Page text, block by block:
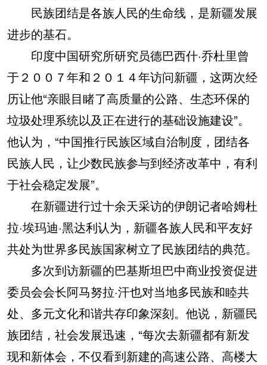
民族团结是各族人民的生命线，是新疆发展
进步的基石。
印度中国研究所研究员德巴西什·乔杜里曾
于２００７年和２０１４年访问新疆，这两次经
历让他“亲眼目睹了高质量的公路、生态环保的
垃圾处理系统以及正在进行的基础设施建设”。
他认为，“中国推行民族区域自治制度，团结各
民族人民，让少数民族参与到经济改革中，有利
于社会稳定发展”。
在新疆进行过十余天采访的伊朗记者哈姆杜
拉·埃玛迪·黑达利认为，新疆各族人民和平友好
共处为世界多民族国家树立了民族团结的典范。
多次到访新疆的巴基斯坦巴中商业投资促进
委员会会长阿马努拉·汗也对当地多民族和睦共
处、多元文化和谐共存印象深刻。他说，新疆民
族团结，社会发展迅速，“每次去新疆都有新发
现和新体会，不仅看到新建的高速公路、高楼大